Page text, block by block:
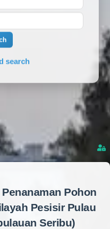
search
Pohon
Pesisir Pulau
Seribu)